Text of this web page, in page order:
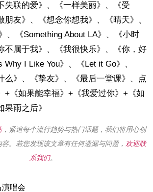
失联的爱》、《一样美丽》、《受
朋友》、《想念你想我》、《晴天》、
、《Something About LA》、《小时
不属于我》、《我很快乐》、《你，好
Why I Like You》、《Let it Go》、
么》、《挚友》、《最后一堂课》、点
+《如果能幸福》+《我爱过你》+《如
雨之后》
，紧追每个流行趋势与热门话题，我们将用心创
。若您发现该文章有任何遗漏与问题， 欢迎联
系我们。
演唱会